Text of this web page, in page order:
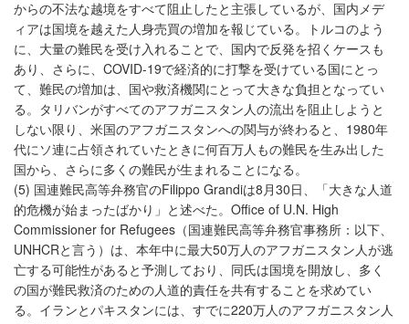
からの不法な越境をすべて阻止したと主張しているが、国内メデ
ィアは国境を越えた人身売買の増加を報じている。トルコのよう
に、大量の難民を受け入れることで、国内で反発を招くケースも
あり、さらに、COVID-19で経済的に打撃を受けている国にとっ
て、難民の増加は、国や救済機関にとって大きな負担となってい
る。タリバンがすべてのアフガニスタン人の流出を阻止しようと
しない限り、米国のアフガニスタンへの関与が終わると、1980年
代にソ連に占領されていたときに何百万人もの難民を生み出した
国から、さらに多くの難民が生まれることになる。
(5) 国連難民高等弁務官のFilippo Grandiは8月30日、「大きな人道
的危機が始まったばかり」と述べた。Office of U.N. High
Commissioner for Refugees（国連難民高等弁務官事務所：以下、
UNHCRと言う）は、本年中に最大50万人のアフガニスタン人が逃
亡する可能性があると予測しており、同氏は国境を開放し、多く
の国が難民救済のための人道的責任を共有することを求めてい
る。イランとパキスタンには、すでに220万人のアフガニスタン人